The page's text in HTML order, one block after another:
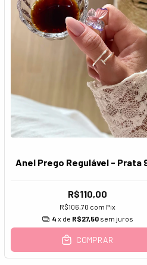
Anel Prego Regulável - Prata
R$110,00
R$106,70 com Pix
4 x de R$27,50 sem juros
COMPRAR